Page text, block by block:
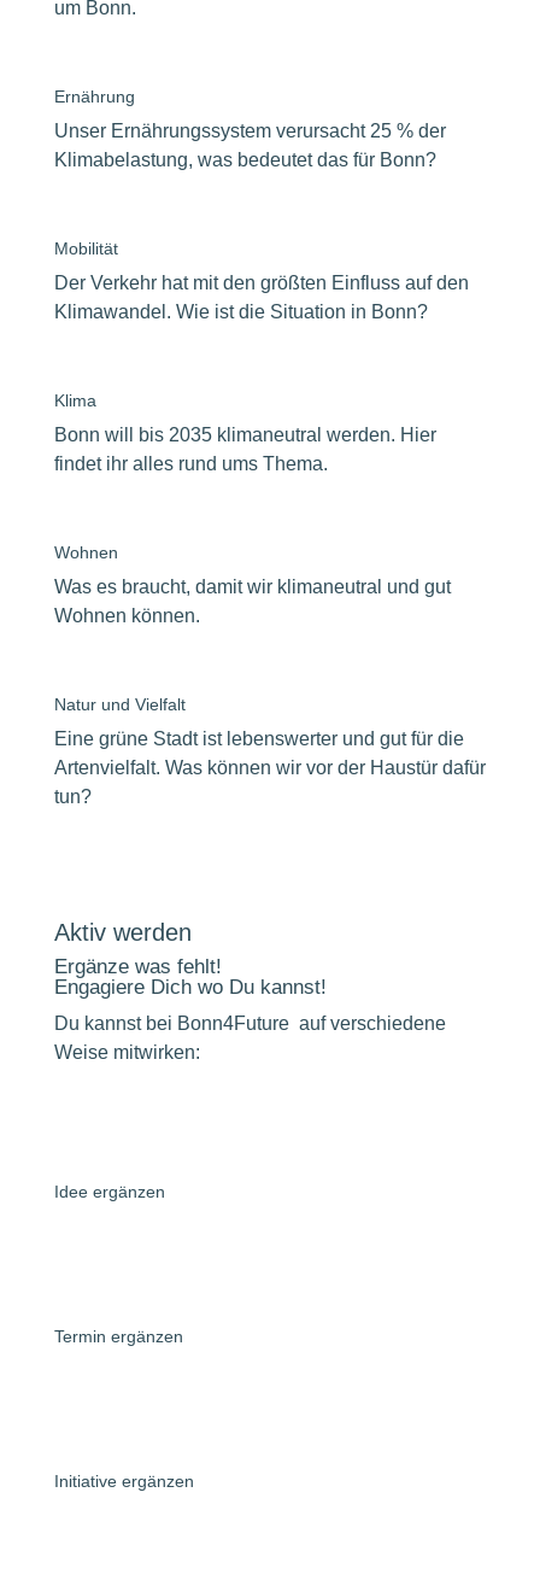
um Bonn.
Ernährung
Unser Ernährungssystem verursacht 25 % der
Klimabelastung, was bedeutet das für Bonn?
Mobilität
Der Verkehr hat mit den größten Einfluss auf den
Klimawandel. Wie ist die Situation in Bonn?
Klima
Bonn will bis 2035 klimaneutral werden. Hier
findet ihr alles rund ums Thema.
Wohnen
Was es braucht, damit wir klimaneutral und gut
Wohnen können.
Natur und Vielfalt
Eine grüne Stadt ist lebenswerter und gut für die
Artenvielfalt. Was können wir vor der Haustür dafür
tun?
Aktiv werden
Ergänze was fehlt!
Engagiere Dich wo Du kannst!
Du kannst bei Bonn4Future auf verschiedene
Weise mitwirken:
Idee ergänzen
Termin ergänzen
Initiative ergänzen